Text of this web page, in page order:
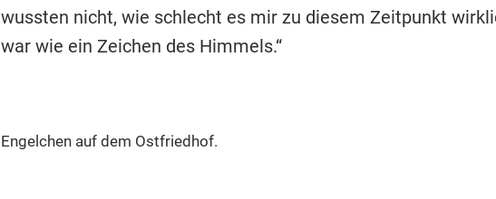
wussten nicht, wie schlecht es mir zu diesem Zeitpunkt
war wie ein Zeichen des Himmels.“
Engelchen auf dem Ostfriedhof.